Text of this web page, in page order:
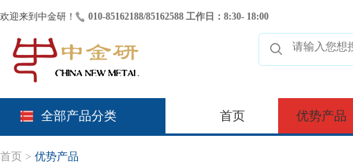
欢迎来到中金研！ 010-85162188/85162588 工作日：8:30- 18:00
全部产品分类 首页 优势产品
首页 > 优势产品